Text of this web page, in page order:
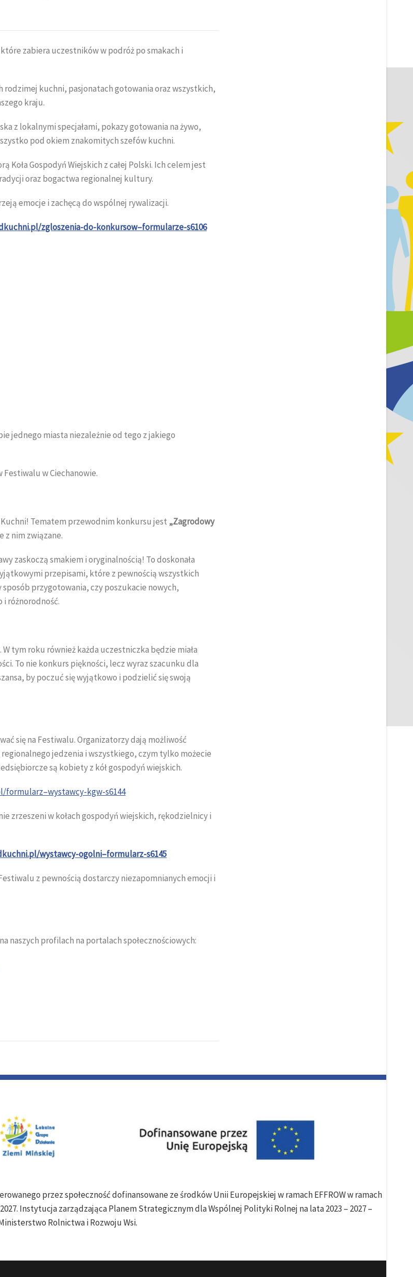
zabiera uczestników w podróż po smakach i
rodzimej kuchni, pasjonatach gotowania oraz wszystkich,
kraju.
z lokalnymi specjałami, pokazy gotowania na żywo,
pod okiem znakomitych szefów kuchni.
Gospodyń Wiejskich z całej Polski. Ich celem jest
oraz bogactwa regionalnej kultury.
emocje i zachęcą do wspólnej rywalizacji.
zgloszenia-do-konkursow–formularze-s6106
jednego miasta niezależnie od tego z jakiego
Festiwalu w Ciechanowie.
Tematem przewodnim konkursu jest „Zagrodowy
z nim związane.
zaskoczą smakiem i oryginalnością! To doskonała
przepisami, które z pewnością wszystkich
przygotowania, czy poszukacie nowych,
i różnorodność.
tym roku również każda uczestniczka będzie miała
To nie konkurs piękności, lecz wyraz szacunku dla
by poczuć się wyjątkowo i podzielić się swoją
się na Festiwalu. Organizatorzy dają możliwość
jedzenia i wszystkiego, czym tylko możecie
są kobiety z kół gospodyń wiejskich.
kgw-s6144
zrzeszeni w kołach gospodyń wiejskich, rękodzielnicy i
wystawcy-ogolni–formularz-s6145
z pewnością dostarczy niezapomnianych emocji i
naszych profilach na portalach społecznościowych:
przez społeczność dofinansowane ze środków Unii Europejskiej w ramach EFFROW w ramach
Instytucja zarządzająca Planem Strategicznym dla Wspólnej Polityki Rolnej na lata 2023 – 2027 –
Rolnictwa i Rozwoju Wsi.